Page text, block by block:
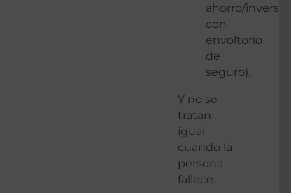
ahorro/inversión
con
envoltorio
de
seguro).
Y no se
tratan
igual
cuando la
persona
fallece.